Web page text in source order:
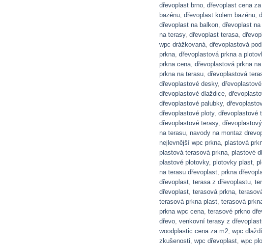
dřevoplast brno dřevoplast cena
bazénu dřevoplast kolem bazénu
dřevoplast na balkon dřevoplast
na terasy, dřevoplast terasa
wpc drážkovaná dřevoplastová
prkna dřevoplastová prkna a
prkna cena dřevoplastová prkna
prkna na terasu dřevoplastová
dřevoplastové desky,
dřevoplastové dlaždice
dřevoplastové palubky,
dřevoplastové ploty, dřevoplastové
dřevoplastové terasy,
na terasu navody na montaz
nejlevnější wpc prkna plastová
plastová terasová prkna plastové
plastové plotovky, plotovky plast
na terasu dřevoplast prkna
dřevoplast terasa z dřevoplastu
dřevoplast terasová prkna
terasová prkna plast terasová
prkna wpc cena terasové prkno
dřevo venkovní terasy z
woodplastic cena za m2 wpc
zkušenosti wpc dřevoplast wpc